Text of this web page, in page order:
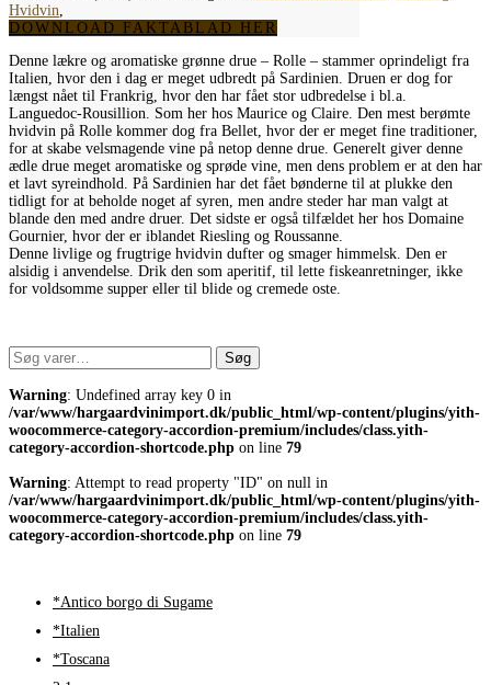
Hvidvin
DOWNLOAD FAKTABLAD HER
Denne lækre og aromatiske grønne drue – Rolle – stammer oprindeligt fra
Italien, hvor den i dag er meget udbredt på Sardinien. Druen er dog for
længst nået til Frankrig, hvor den har fået stor udbredelse i bl.a.
Languedoc-Rousillion. Som her hos Maurice og Claire. Den mest berømte
hvidvin på Rolle kommer dog fra Bellet, hvor der er meget fine traditioner,
for at skabe velsmagende vine på netop denne drue. Generelt giver denne
ædle drue meget aromatiske og sprøde vine, men dens problem er at den har
et lavt syreindhold. På Sardinien har det fået bønderne til at plukke den
tidligt for at beholde noget af syren, men andre steder har man valgt at
blande den med andre druer. Det sidste er også tilfældet her hos Domaine
Gournier, hvor der er iblandet Riesling og Roussanne.
Denne livlige og frugtrige hvidvin dufter og smager himmelsk. Den er
alsidig i anvendelse. Drik den som aperitif, til lette fiskeanretninger, ikke
for voldsomme supper eller til blide og cremede oste.
Søg
efter:
Søg
Warning: Undefined array key 0 in
/var/www/hargaardvinimport.dk/public_html/wp-content/plugins/yith-
woocommerce-category-accordion-premium/includes/class.yith-
category-accordion-shortcode.php on line 79
Warning: Attempt to read property "ID" on null in
/var/www/hargaardvinimport.dk/public_html/wp-content/plugins/yith-
woocommerce-category-accordion-premium/includes/class.yith-
category-accordion-shortcode.php on line 79
*Antico borgo di Sugame
*Italien
*Toscana